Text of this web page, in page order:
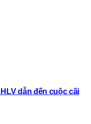
dẫn đến cuộc cãi